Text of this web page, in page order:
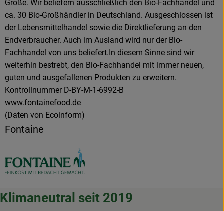
Größe. Wir beliefern ausschließlich den Bio-Fachhandel und
ca. 30 Bio-Großhändler in Deutschland. Ausgeschlossen ist
der Lebensmittelhandel sowie die Direktlieferung an den
Endverbraucher. Auch im Ausland wird nur der Bio-
Fachhandel von uns beliefert.In diesem Sinne sind wir
weiterhin bestrebt, den Bio-Fachhandel mit immer neuen,
guten und ausgefallenen Produkten zu erweitern.
Kontrollnummer D-BY-M-1-6992-B
www.fontainefood.de
(Daten von Ecoinform)
Fontaine
Klimaneutral seit 2019